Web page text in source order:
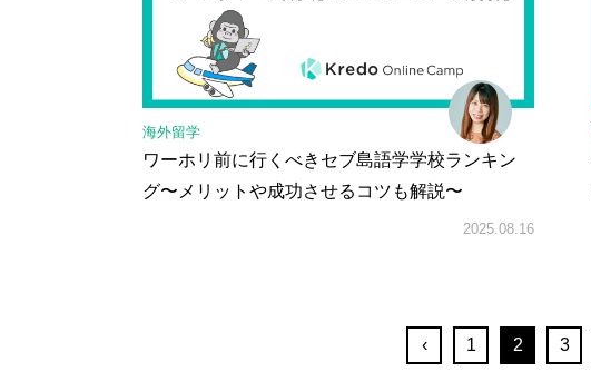
海外留学
ワーホリ前に行くべきセブ島語学学校ランキン
グ〜メリットや成功させるコツも解説〜
2025.08.16
‹ 1 2 3